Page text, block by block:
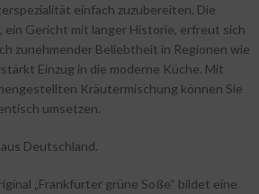
einfach zuzubereiten. Die
ein Gericht mit langer Historie, erfreut sich
zunehmender Beliebtheit in Regionen wie
Einzug in die moderne Küche. Mit
Kräutermischung können Sie
umsetzen.
Deutschland.
„Frankfurter grüne Soße“ bildet eine